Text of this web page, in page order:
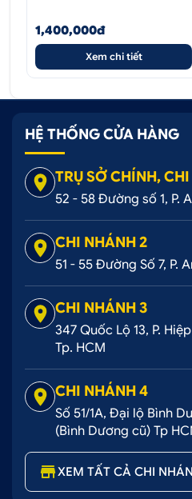
1,400,000đ
Xem chi tiết
HỆ THỐNG CỬA HÀNG
TRỤ SỞ CHÍNH,
52 - 58 Đường số 1, P.
CHI NHÁNH 2
51 - 55 Đường Số 7, P.
CHI NHÁNH 3
347 Quốc Lộ 13, P.
Tp. HCM
CHI NHÁNH 4
Số 51/1A, Đại lộ Bình
(Bình Dương cũ) Tp
XEM TẤT CẢ CHI